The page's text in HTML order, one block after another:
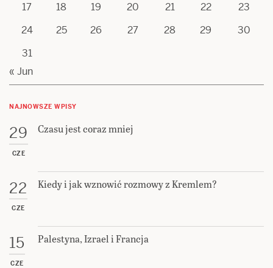
17
18 19 20 21 22
23
24
25 26 27 28 29
30
31
« Jun
NAJNOWSZE WPISY
29
CZE
Czasu jest coraz mniej
22
CZE
Kiedy i jak wznowić rozmowy z Kremlem?
15
CZE
Palestyna, Izrael i Francja